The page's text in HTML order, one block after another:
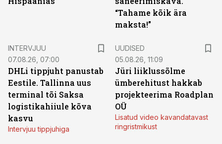
“Tahame kõik ära
maksta!”
INTERVJUU
07.08.26, 07:00
DHLi tippjuht panustab
Eestile. Tallinna uus
terminal tõi Saksa
logistikahiiule kõva
kasvu
Intervjuu tippjuhiga
UUDISED
05.08.26, 11:09
Jüri liiklussõlme
ümberehitust hakkab
projekteerima Roadplan
OÜ
Lisatud video kavandatavast
ringristmikust